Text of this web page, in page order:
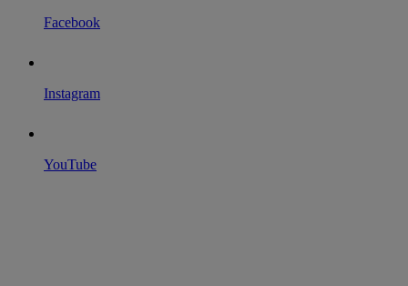
Facebook
Instagram
YouTube